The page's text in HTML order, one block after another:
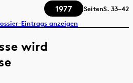
1977 SeitenS. 33–42
Eintrags anzeigen
wird